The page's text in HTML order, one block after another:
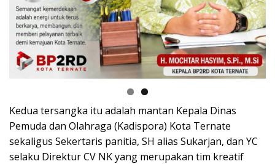
Kedua tersangka itu adalah mantan Kepala Dinas
Pemuda dan Olahraga (Kadispora) Kota Ternate
sekaligus Sekertaris panitia, SH alias Sukarjan, dan YC
selaku Direktur CV NK yang merupakan tim kreatif